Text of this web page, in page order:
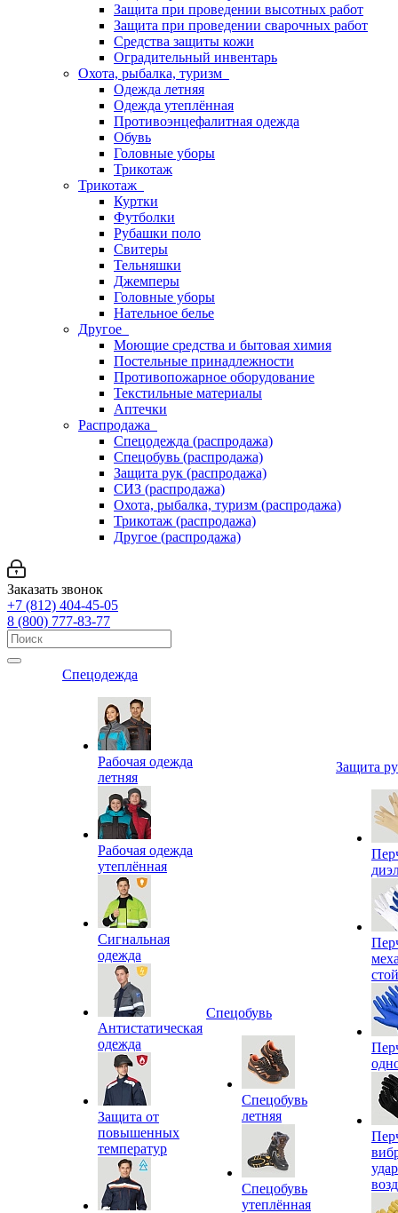
Защита при проведении высотных работ
Защита при проведении сварочных работ
Средства защиты кожи
Оградительный инвентарь
Охота, рыбалка, туризм
Одежда летняя
Одежда утеплённая
Противоэнцефалитная одежда
Обувь
Головные уборы
Трикотаж
Трикотаж
Куртки
Футболки
Рубашки поло
Свитеры
Тельняшки
Джемперы
Головные уборы
Нательное белье
Другое
Моющие средства и бытовая химия
Постельные принадлежности
Противопожарное оборудование
Текстильные материалы
Аптечки
Распродажа
Спецодежда (распродажа)
Спецобувь (распродажа)
Защита рук (распродажа)
СИЗ (распродажа)
Охота, рыбалка, туризм (распродажа)
Трикотаж (распродажа)
Другое (распродажа)
Заказать звонок
+7 (812) 404-45-05
8 (800) 777-83-77
Спецодежда
Рабочая одежда
летняя
Рабочая одежда
утеплённая
Сигнальная
одежда
Антистатическая
одежда
Защита от
повышенных
температур
Спецобувь
Спецобувь
летняя
Спецобувь
утеплённая
Защита